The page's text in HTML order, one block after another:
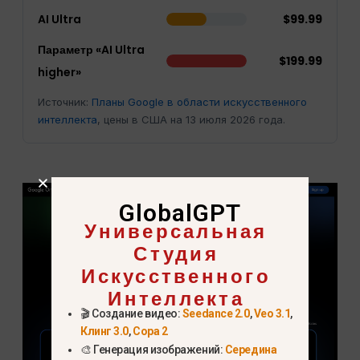
AI Ultra
$99.99
Параметр «AI Ultra
higher»
$199.99
Источник: Планы Google в области искусственного
интеллекта, цены в США на 13 июля 2026 года.
GlobalGPT
Универсальная
Студия
Искусственного
Интеллекта
🎬 Создание видео:Seedance 2.0,Veo 3.1,
Клинг 3.0,Сора 2
🎨 Генерация изображений: Середина